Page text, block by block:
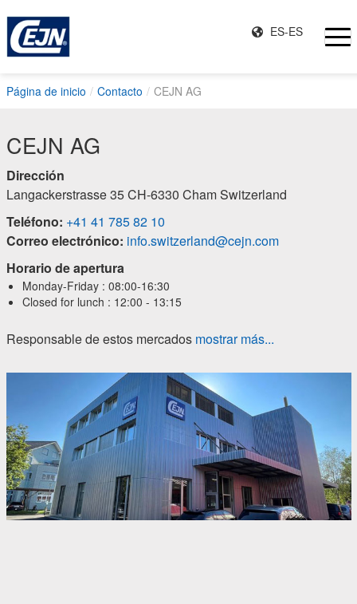
ES-ES
Página de inicio Contacto CEJN AG
CEJN AG
Dirección
Langackerstrasse 35 CH-6330 Cham Switzerland
Teléfono: +41 41 785 82 10
Correo electrónico: info.switzerland@cejn.com
Horario de apertura
Monday-Friday: 08:00-16:30
Closed for lunch : 12:00 - 13:15
Responsable de estos mercados mostrar más...